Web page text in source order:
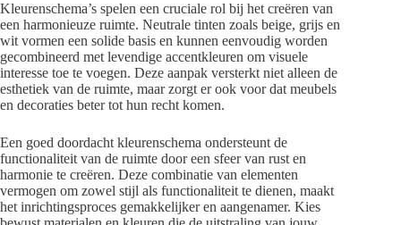
Kleurenschema’s spelen een cruciale rol bij het creëren van
een harmonieuze ruimte. Neutrale tinten zoals beige, grijs en
wit vormen een solide basis en kunnen eenvoudig worden
gecombineerd met levendige accentkleuren om visuele
interesse toe te voegen. Deze aanpak versterkt niet alleen de
esthetiek van de ruimte, maar zorgt er ook voor dat meubels
en decoraties beter tot hun recht komen.
Een goed doordacht kleurenschema ondersteunt de
functionaliteit van de ruimte door een sfeer van rust en
harmonie te creëren. Deze combinatie van elementen
vermogen om zowel stijl als functionaliteit te dienen, maakt
het inrichtingsproces gemakkelijker en aangenamer. Kies